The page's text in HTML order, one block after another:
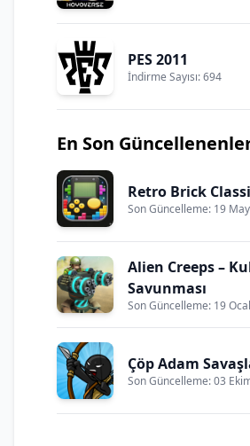
PES 2011
İndirme Sayısı: 694
En Son
Retro Brick
Son Güncelleme: 19
Alien Creeps –
Savunması
Son Güncelleme: 19
Çöp Adam
Son Güncelleme: 03